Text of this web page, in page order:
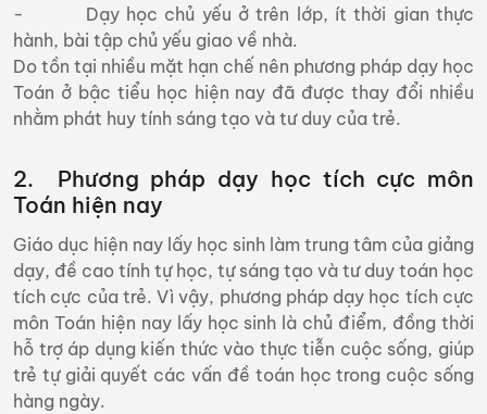
- Dạy học chủ yếu ở trên lớp, ít thời gian thực
hành, bài tập chủ yếu giao về nhà.
Do tồn tại nhiều mặt hạn chế nên phương pháp dạy học
Toán ở bậc tiểu học hiện nay đã được thay đổi nhiều
nhằm phát huy tính sáng tạo và tư duy của trẻ.
2. Phương pháp dạy học tích cực môn
Toán hiện nay
Giáo dục hiện nay lấy học sinh làm trung tâm của giảng
dạy, đề cao tính tự học, tự sáng tạo và tư duy toán học
tích cực của trẻ. Vì vậy, phương pháp dạy học tích cực
môn Toán hiện nay lấy học sinh là chủ điểm, đồng thời
hỗ trợ áp dụng kiến thức vào thực tiễn cuộc sống, giúp
trẻ tự giải quyết các vấn đề toán học trong cuộc sống
hàng ngày.